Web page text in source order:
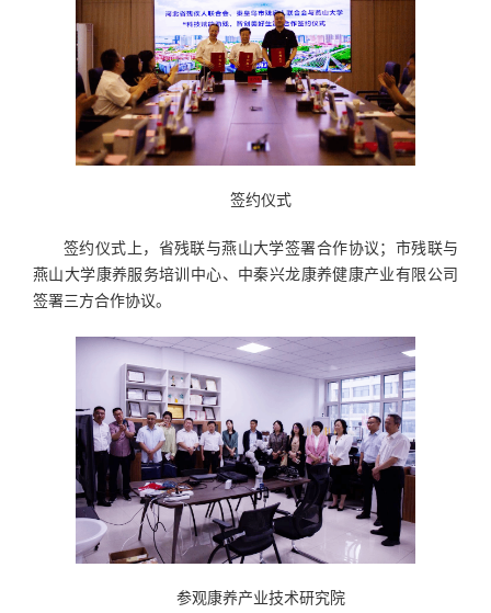
签约仪式
签约仪式上，省残联与燕山大学签署合作协议；市残联与
燕山大学康养服务培训中心、中秦兴龙康养健康产业有限公司
签署三方合作协议。
参观康养产业技术研究院